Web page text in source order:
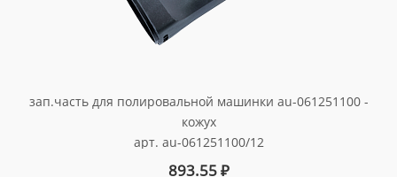
зап.часть для полировальной машинки au-061251100 -
кожух
арт. au-061251100/12
893.55₽